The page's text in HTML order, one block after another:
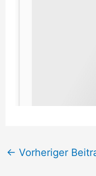
← Vorheriger